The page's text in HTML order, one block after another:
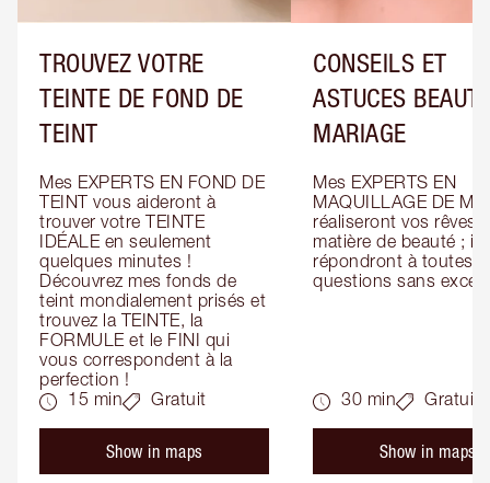
TROUVEZ VOTRE
TEINTE DE FOND DE
TEINT
Mes EXPERTS EN FOND DE
TEINT vous aideront à
trouver votre TEINTE
IDÉALE en seulement
quelques minutes !
Découvrez mes fonds de
teint mondialement prisés et
trouvez la TEINTE, la
FORMULE et le FINI qui
vous correspondent à la
perfection !
15 min
Gratuit
Show in maps
CONSEILS ET
ASTUCES
MARIAGE
Mes EXPERTS EN
MAQUILLAGE DE
réaliseront vos rêves
matière de beauté ; ils
répondront à toutes
questions sans
30 min Gratuit
Show in maps